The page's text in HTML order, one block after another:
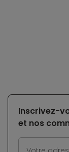
Inscrivez-
et nos